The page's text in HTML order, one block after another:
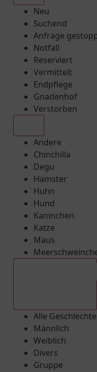
Neu
Suchend
Anfrage
Notfall
Reserviert
Vermittelt
Endpflege
Gnadenhof
Verstorben
Andere
Chinchilla
Degu
Hamster
Huhn
Hund
Kaninchen
Katze
Maus
Alle
Männlich
Weiblich
Divers
Gruppe